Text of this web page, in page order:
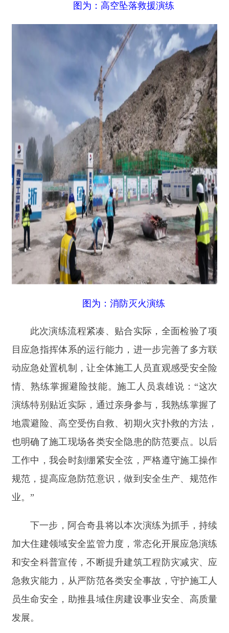
图为：消防灭火演练
此次演练流程紧凑、贴合实际，全面检验了项
目应急指挥体系的运行能力，进一步完善了多方联
动应急处置机制，让全体施工人员直观感受安全险
情、熟练掌握避险技能。施工人员袁雄说：“这次
演练特别贴近实际，通过亲身参与，我熟练掌握了
地震避险、高空受伤自救、初期火灾扑救的方法，
也明确 了施工现场各类安全隐患的防范要点。以后
工作中，我会时刻绷紧安全弦，严格遵守施工操作
规范，提高应急防范意识，做到安全生产、规范作
业。”
下一步，阿合奇县将以本次演练为抓手，持续
加大住建领域安全监管力度，常态化开展应急演练
和安全科普宣传，不断提升建筑工程防灾减灾、应
急救灾能力，从严防范各类安全事故，守护施工人
责任编辑：拜合提古丽
分享:
打印本页 关闭窗口
主办：新疆阿合奇县人民政府办公室
承办：新疆阿合奇县政务服务和数字发
展中心
政府网站标识码：6530230001
新公网安备：65302302000001号
新ICP备16001989号
地 址：阿合奇县南大街 邮 编：843500
阿合奇县网信办监督电话：0908-
5620663